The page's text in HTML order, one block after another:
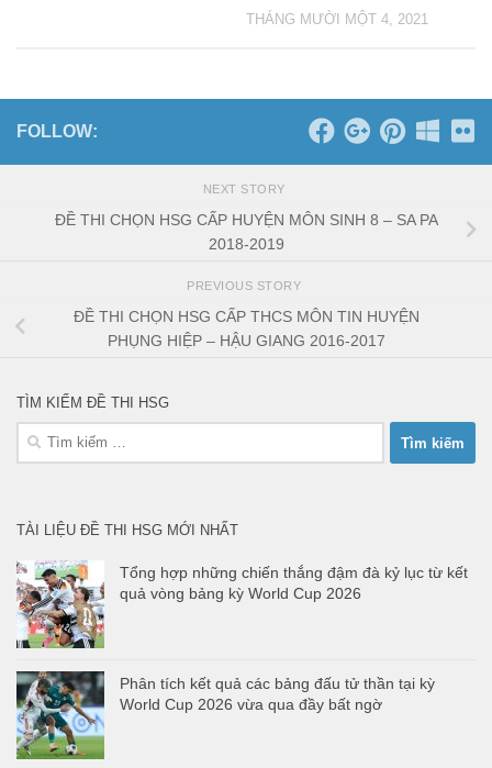
THÁNG MƯỜI MỘT 4, 2021
FOLLOW:
NEXT STORY
ĐỀ THI CHỌN HSG CẤP HUYỆN MÔN SINH 8 – SA PA
2018-2019
PREVIOUS STORY
ĐỀ THI CHỌN HSG CẤP THCS MÔN TIN HUYỆN
PHỤNG HIỆP – HẬU GIANG 2016-2017
TÌM KIẾM ĐỀ THI HSG
Tìm
kiếm
TÀI LIỆU ĐỀ THI HSG MỚI NHẤT
Tổng hợp những chiến thắng đậm đà kỷ lục từ kết
quả vòng bảng kỳ World Cup 2026
Phân tích kết quả các bảng đấu tử thần tại kỳ
World Cup 2026 vừa qua đầy bất ngờ